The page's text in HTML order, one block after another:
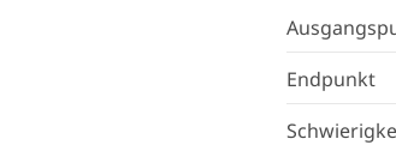
Endpunkt